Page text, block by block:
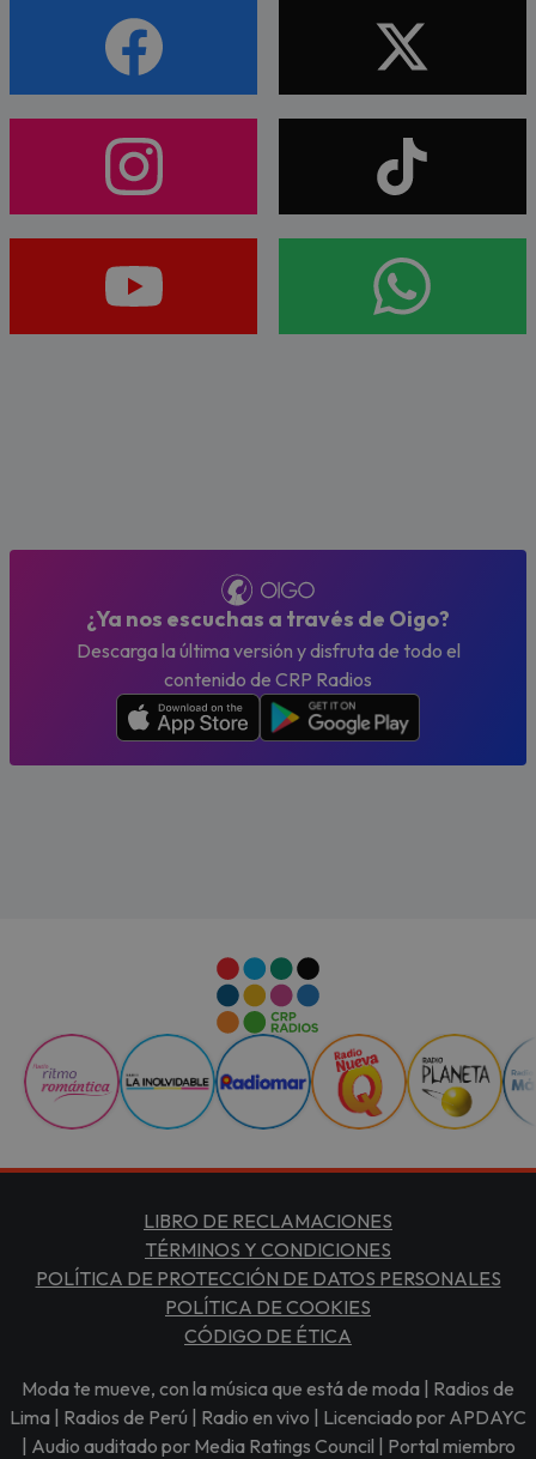
¿Ya nos escuchas a través de Oigo?
Descarga la última versión y disfruta de todo el
contenido de CRP Radios
LIBRO DE RECLAMACIONES
TÉRMINOS Y CONDICIONES
POLÍTICA DE PROTECCIÓN DE DATOS PERSONALES
POLÍTICA DE COOKIES
CÓDIGO DE ÉTICA
Moda te mueve, con la música que está de moda | Radios de
Lima | Radios de Perú | Radio en vivo | Licenciado por APDAYC
| Audio auditado por Media Ratings Council | Portal miembro